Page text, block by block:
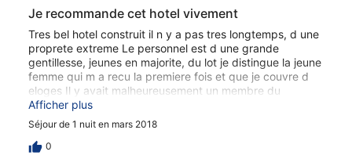
Je recommande cet hotel vivement
Tres bel hotel construit il n y a pas tres longtemps, d une
proprete extreme Le personnel est d une grande
gentillesse, jeunes en majorite, du lot je distingue la jeune
femme qui m a recu la premiere fois et que je couvre d
eloges Il y avait malheureusement un membre du
personnel, en voie de devenir gerant, qui a ete tres impoli
avec moi au petit-dejeuner La chambre etait tres grande
avec un coin salon, et dotee d une tres belle salle de bain
Le petit-dejeuner etait exquis, et l emplacement de l
Afficher plus
Séjour de 1 nuit en mars 2018
0